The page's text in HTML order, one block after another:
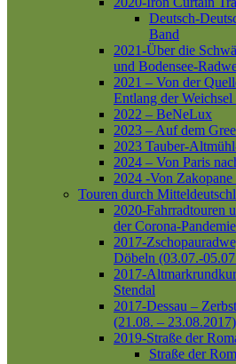
Deutsch-
Band
2021-Über die
und Bodensee-
2021 – Von der
Entlang der Weichsel
2022 – BeNeLux
2023 – Auf dem
2023 Tauber-
2024 – Von Paris
2024 -Von
Touren durch
2020-Fahrradtouren
der Corona-
2017-
Döbeln (03.07.-
2017-
Stendal
2017-Dessau –
(21.08. – 23.08.2017)
2019-Straße der
Straße der